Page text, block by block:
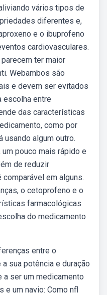
vários tipos de
diferentes e,
e o ibuprofeno
cardiovasculares.
ter maior
Webambos são
e devem ser evitados
escolha entre
das características
como por
usando algum outro.
pouco mais rápido e
de reduzir
comparável em alguns.
o cetoprofeno e o
farmacológicas
do medicamento
entre o
sua potência e duração
a ser um medicamento
e um navio: Como nfl